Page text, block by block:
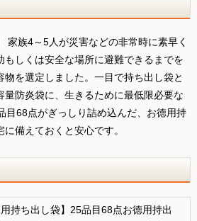
家族4～5人が災害などの非常時に素早く
もしくは安全な場所に避難できるまでを
を選定しました。一目で持ち出し袋と
量防炎袋に、生きるために最低限必要な
目68点がぎっしり詰め込んだ、お徳用持
備えておくと安心です。
用持ち出し袋】25品目68点お徳用持出